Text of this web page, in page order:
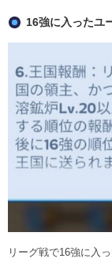
16強に入ったユ
リーグ戦で16強に入